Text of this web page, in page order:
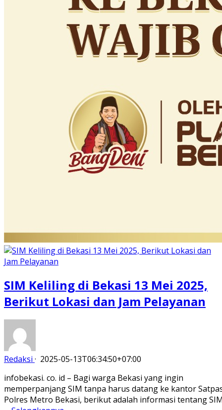
SIM Keliling di Bekasi 13 Mei 2025,
Berikut Lokasi dan Jam Pelayanan
Redaksi · 2025-05-13T06:34:50+07:00
infobekasi. co. id – Bagi warga Bekasi yang ingin
memperpanjang SIM tanpa harus datang ke kantor
Polres Metro Bekasi, berikut adalah informasi tentang